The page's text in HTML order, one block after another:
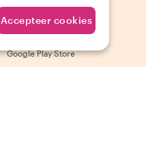
Download onze app
Google Play Store
Accepteer cookies